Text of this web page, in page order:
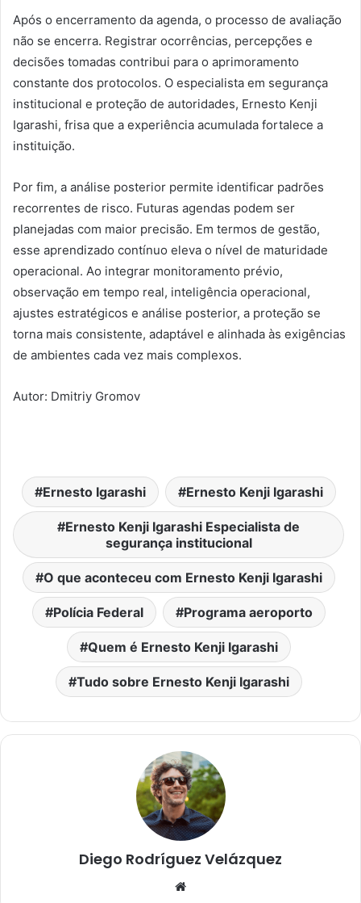
Após o encerramento da agenda, o processo de avaliação
não se encerra. Registrar ocorrências, percepções e
decisões tomadas contribui para o aprimoramento
constante dos protocolos. O especialista em segurança
institucional e proteção de autoridades, Ernesto Kenji
Igarashi, frisa que a experiência acumulada fortalece a
instituição.
Por fim, a análise posterior permite identificar padrões
recorrentes de risco. Futuras agendas podem ser
planejadas com maior precisão. Em termos de gestão,
esse aprendizado contínuo eleva o nível de maturidade
operacional. Ao integrar monitoramento prévio,
observação em tempo real, inteligência operacional,
ajustes estratégicos e análise posterior, a proteção se
torna mais consistente, adaptável e alinhada às exigências
de ambientes cada vez mais complexos.
Autor: Dmitriy Gromov
Ernesto Igarashi Ernesto Kenji Igarashi
Ernesto Kenji Igarashi Especialista de
segurança institucional
O que aconteceu com Ernesto Kenji Igarashi
Polícia Federal Programa aeroporto
Quem é Ernesto Kenji Igarashi
Tudo sobre Ernesto Kenji Igarashi
Diego Rodríguez Velázquez